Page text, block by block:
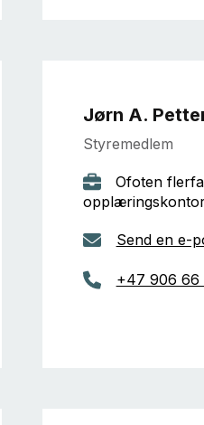
Jørn A.
Styremedlem
Ofoten
Send en e-
+47 906 66